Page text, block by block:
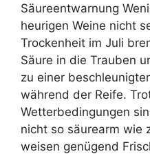
Säureentwarnung
heurigen Weine nicht
Trockenheit im Juli
Säure in die Trauben
zu einer
während der Reife.
Wetterbedingungen
nicht so säurearm wie
weisen genügend